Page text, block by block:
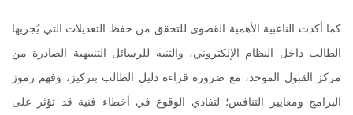
كما أكدت الناعبية الأهمية القصوى للتحقق من حفظ التعديلات التي يُجريها
الطالب داخل النظام الإلكتروني، والتنبه للرسائل التنبيهية الصادرة من
مركز القبول الموحد، مع ضرورة قراءة دليل الطالب بتركيز، وفهم رموز
البرامج ومعايير التنافس؛ لتفادي الوقوع في أخطاء فنية قد تؤثر على